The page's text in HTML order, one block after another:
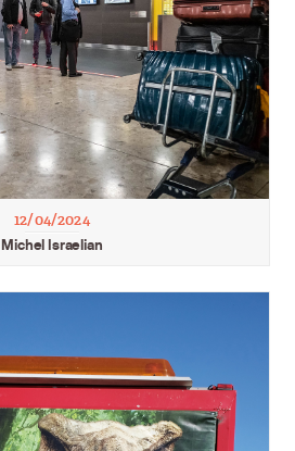
12/04/2024
Michel Israelian